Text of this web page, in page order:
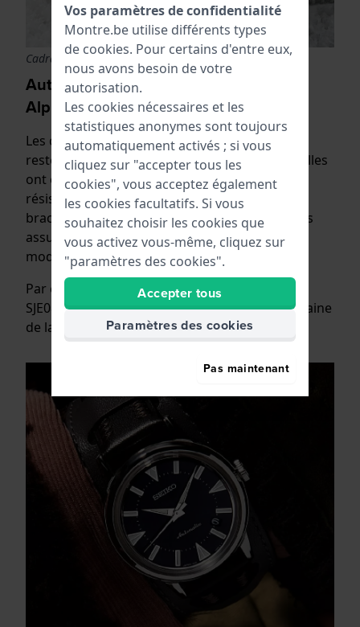
Cadran avec une structure en forme de rocher
Autres classiques de notre collection
Alpinist
Les caractéristiques des montres Alpinist sont
restées les mêmes au fil des décennies, mais elles
ont été modernisées : étanchéité à 20 ATM,
résistance aux chocs, cadran facile à lire et
bracelet robuste en cuir ou en métal. Vous êtes
assuré d'avoir un mouvement automatique
moderne et fiable dans une veste classique.
Par exemple, la SPB241J1 et la version limitée
SJE085J1 sont une réinterprétation contemporaine
de la montre originale de 1959.
Vos paramètres de confidentialité
Montre.be utilise différents types
de cookies. Pour certains d'entre eux,
nous avons besoin de votre
autorisation.
Les cookies nécessaires et les
statistiques anonymes sont toujours
automatiquement activés ; si vous
cliquez sur "accepter tous les
cookies", vous acceptez également
les cookies facultatifs. Si vous
souhaitez choisir les cookies que
vous activez vous-même, cliquez sur
"paramètres des cookies".
Accepter tous
Paramètres des cookies
Pas maintenant